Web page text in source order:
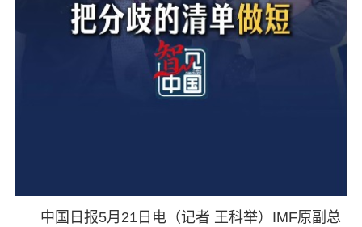
中国日报5月21日电（记者 王科举）IMF原副总